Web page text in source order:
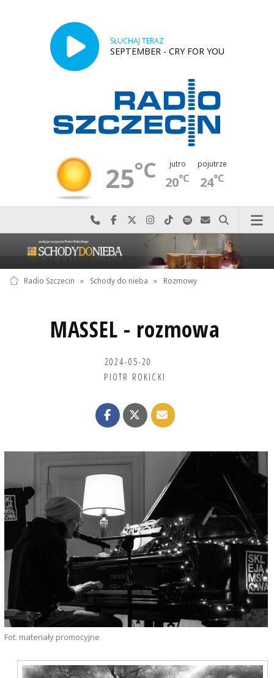
SŁUCHAJ TERAZ
SEPTEMBER - CRY FOR YOU
25°C jutro
20°C
pojutrze
24°C
Najlepiej po prostu do nas zadzwoń
Odwiedź nas na Facebook-u
Odwiedź nas na X
Odwiedź nas na Instagram-ie
Odwiedź nas na TikTok-u
Szukaj nas na Spotify
Wyślij do nas
Szukaj
Radio Szczecin » Schody do nieba » Rozmowy
MASSEL - rozmowa
2024-05-20
PIOTR ROKICKI
Fot. materiały promocyjne